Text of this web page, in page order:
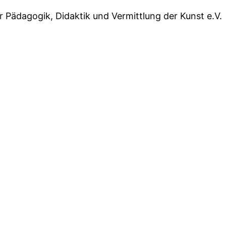
Pädagogik, Didaktik und Vermittlung der Kunst e.V.